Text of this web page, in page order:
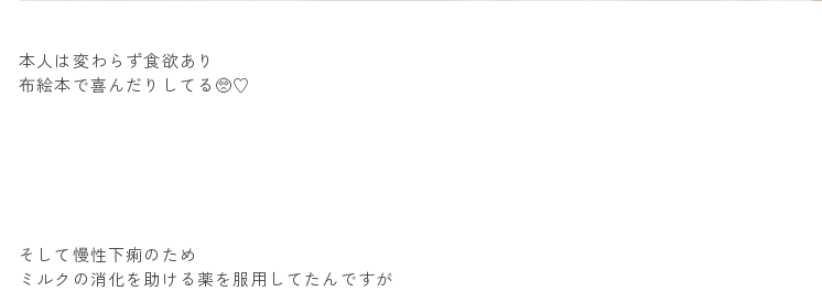
本人は変わらず食欲あり
布絵本で喜んだりしてる🥺♡
そして慢性下痢のため
ミルクの消化を助ける薬を服用してたんですが